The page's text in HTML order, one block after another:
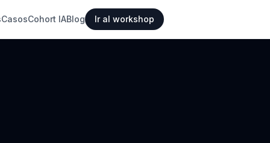
CasosCohort IABlog Ir al workshop